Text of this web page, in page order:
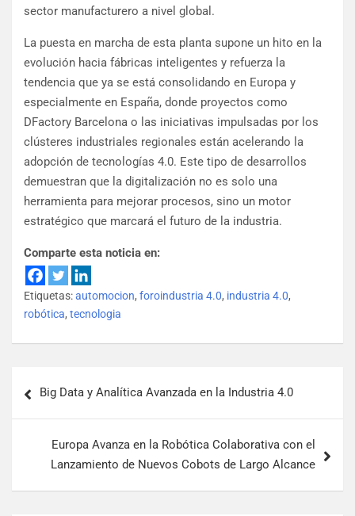
sector manufacturero a nivel global.
La puesta en marcha de esta planta supone un hito en la
evolución hacia fábricas inteligentes y refuerza la
tendencia que ya se está consolidando en Europa y
especialmente en España, donde proyectos como
DFactory Barcelona o las iniciativas impulsadas por los
clústeres industriales regionales están acelerando la
adopción de tecnologías 4.0. Este tipo de desarrollos
demuestran que la digitalización no es solo una
herramienta para mejorar procesos, sino un motor
estratégico que marcará el futuro de la industria.
Comparte esta noticia en:
Etiquetas:automocion, foroindustria 4.0, industria 4.0,
robótica, tecnologia
Big Data y Analítica Avanzada en la Industria 4.0
Europa Avanza en la Robótica Colaborativa con el
Lanzamiento de Nuevos Cobots de Largo Alcance